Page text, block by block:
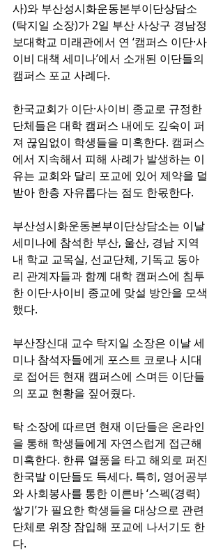
사)와 부산성시화운동본부이단상담소
(탁지일 소장)가 2일 부산 사상구 경남정
보대학교 미래관에서 연 ‘캠퍼스 이단·사
이비 대책 세미나’에서 소개된 이단들의
캠퍼스 포교 사례다.
한국교회가 이단·사이비 종교로 규정한
단체들은 대학 캠퍼스 내에도 깊숙이 퍼
져 끊임없이 학생들을 미혹한다. 캠퍼스
에서 지속해서 피해 사례가 발생하는 이
유는 교회와 달리 포교에 있어 제약을 덜
받아 한층 자유롭다는 점도 한몫한다.
부산성시화운동본부이단상담소는 이날
세미나에 참석한 부산, 울산, 경남 지역
내 학교 교목실, 선교단체, 기독교 동아
리 관계자들과 함께 대학 캠퍼스에 침투
한 이단·사이비 종교에 맞설 방안을 모색
했다.
부산장신대 교수 탁지일 소장은 이날 세
미나 참석자들에게 포스트 코로나 시대
로 접어든 현재 캠퍼스에 스며든 이단들
의 포교 현황을 짚어줬다.
탁 소장에 따르면 현재 이단들은 온라인
을 통해 학생들에게 자연스럽게 접근해
미혹한다. 한류 열풍을 타고 해외로 퍼진
한국발 이단들도 득세다. 특히, 영어공부
와 사회봉사를 통한 이른바 ‘스펙(경력)
쌓기’가 필요한 학생들을 대상으로 관련
단체로 위장 잠입해 포교에 나서기도 한
다.